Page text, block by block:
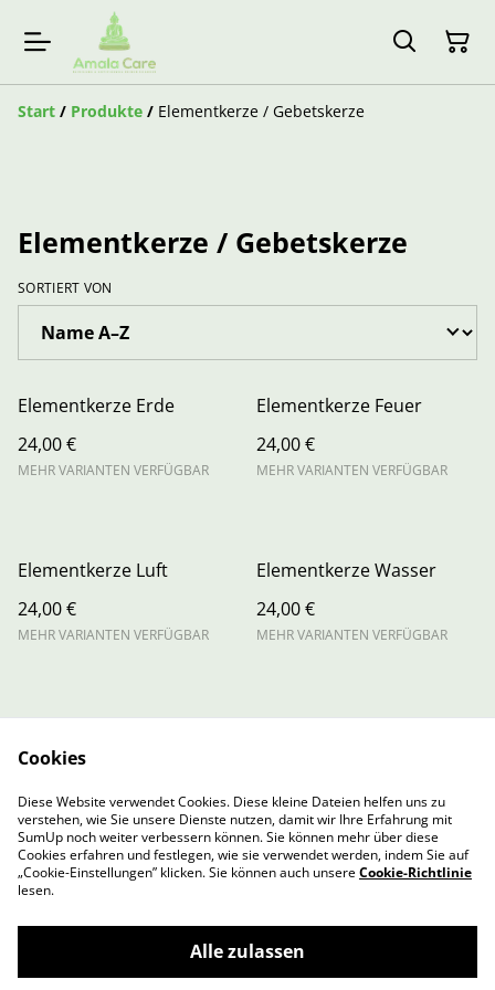
Start / Produkte / Elementkerze / Gebetskerze
Elementkerze / Gebetskerze
SORTIERT VON
Elementkerze Erde
24,00 €
MEHR VARIANTEN VERFÜGBAR
Elementkerze Feuer
24,00 €
MEHR VARIANTEN VERFÜGBAR
Elementkerze Luft
24,00 €
MEHR VARIANTEN VERFÜGBAR
Elementkerze Wasser
24,00 €
MEHR VARIANTEN VERFÜGBAR
Privacy Policy
Cookie Policy
Cookie-Richtlinie
©2026Amalacare
Cookies
Diese Website verwendet Cookies. Diese kleine Dateien helfen uns zu
verstehen, wie Sie unsere Dienste nutzen, damit wir Ihre Erfahrung mit
SumUp noch weiter verbessern können. Sie können mehr über diese
Cookies erfahren und festlegen, wie sie verwendet werden, indem Sie auf
„Cookie-Einstellungen” klicken. Sie können auch unsereCookie-Richtlinie
lesen.
Alle zulassen